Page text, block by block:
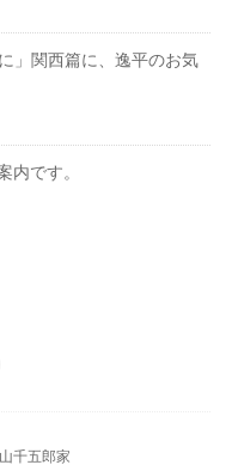
」関西篇に、逸平のお気
です。
千五郎家